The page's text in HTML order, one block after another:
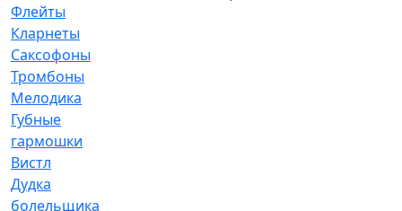
Флейты
Кларнеты
Саксофоны
Тромбоны
Мелодика
Губные
гармошки
Вистл
Дудка
болельщика